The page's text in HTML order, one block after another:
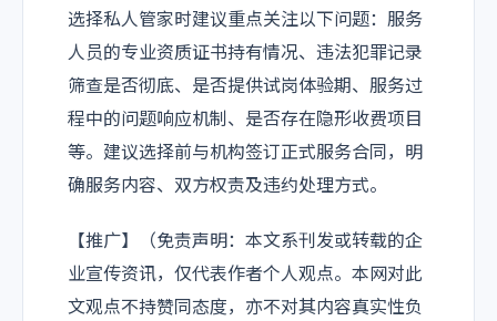
选择私人管家时建议重点关注以下问题：服务
人员的专业资质证书持有情况、违法犯罪记录
筛查是否彻底、是否提供试岗体验期、服务过
程中的问题响应机制、是否存在隐形收费项目
等。建议选择前与机构签订正式服务合同，明
确服务内容、双方权责及违约处理方式。
【推广】（免责声明：本文系刊发或转载的企
业宣传资讯，仅代表作者个人观点。本网对此
文观点不持赞同态度，亦不对其内容真实性负